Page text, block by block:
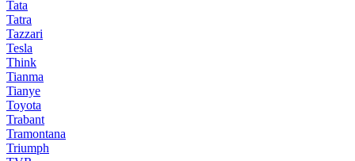
Tata
Tatra
Tazzari
Tesla
Think
Tianma
Tianye
Toyota
Trabant
Tramontana
Triumph